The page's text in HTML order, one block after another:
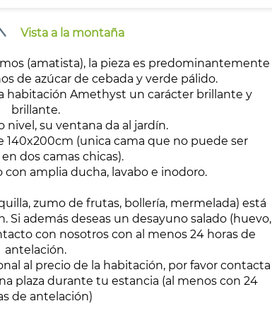
Vista a la montaña
(amatista), la pieza es predominantemente
de azúcar de cebada y verde pálido.
habitación Amethyst un carácter brillante y
brillante.
nivel, su ventana da al jardín.
140x200cm (unica cama que no puede ser
dos camas chicas).
amplia ducha, lavabo e inodoro.
zumo de frutas, bollería, mermelada) está
Si además deseas un desayuno salado (huevo,
con nosotros con al menos 24 horas de
antelación.
al precio de la habitación, por favor contacta
plaza durante tu estancia (al menos con 24
de antelación)